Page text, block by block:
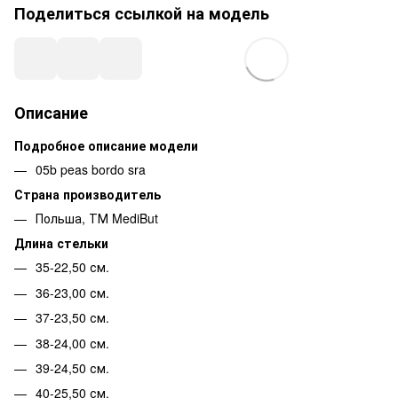
Поделиться ссылкой на модель
Описание
Подробное описание модели
05b peas bordo sra
Страна производитель
Польша, ТМ MediBut
Длина стельки
35-22,50 см.
36-23,00 см.
37-23,50 см.
38-24,00 см.
39-24,50 см.
40-25,50 см.